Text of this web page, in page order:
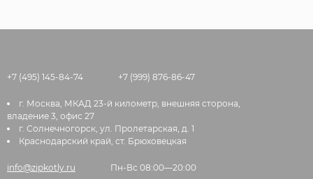
+7 (495) 145-84-74 +7 (999) 876-86-47
г. Москва, МКАД 23-й километр, внешняя сторона,
владение 3, офис 27
г. Солнечногорск, ул. Пролетарская, д. 1
Краснодарский край, ст. Брюховецкая
info@zipkotly.ru Пн-Вс 08:00—20:00